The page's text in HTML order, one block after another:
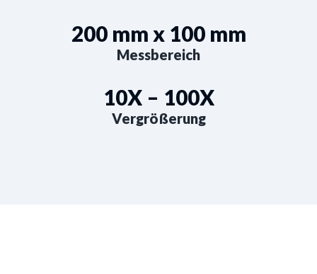
200 mm x 100 mm
Messbereich
10X – 100X
Vergrößerung